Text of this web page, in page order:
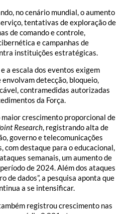
no cenário mundial, o aumento
tentativas de exploração de
de comando e controle,
e campanhas de
instituições estratégicas.
a escala dos eventos exigem
detecção, bloqueio,
contramedidas autorizadas
da Força.
crescimento proporcional de
Research, registrando alta de
governo e telecomunicações
com destaque para o educacional,
semanais, um aumento de
de 2024. Além dos ataques
de dados”, a pesquisa aponta que
a se intensificar.
registrou crescimento nas